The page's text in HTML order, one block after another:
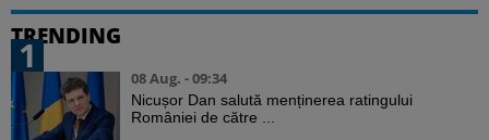
TRENDING
1
08 Aug. - 09:34
Nicușor Dan salută menținerea ratingului
României de către ...